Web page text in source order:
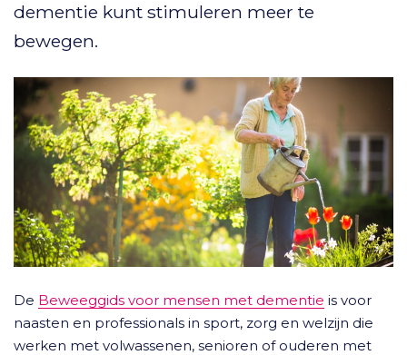
dementie kunt stimuleren meer te
bewegen.
De Beweeggids voor mensen met dementie is voor
naasten en professionals in sport, zorg en welzijn die
werken met volwassenen, senioren of ouderen met